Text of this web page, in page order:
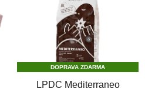
DOPRAVA ZDARMA
LPDC Mediterraneo